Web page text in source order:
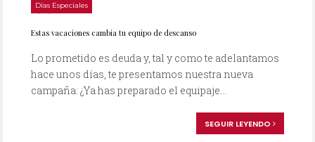
Días Especiales
04/03/2008
Estas vacaciones cambia tu equipo de descanso
Lo prometido es deuda y, tal y como te adelantamos
hace unos días, te presentamos nuestra nueva
campaña: ¿Ya has preparado el equipaje...
SEGUIR LEYENDO